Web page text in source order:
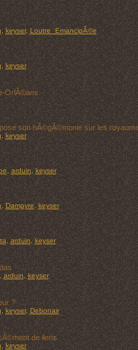
,keyser,Loutre_EmancipÃ©e
,keyser
OrlÃ©ans
son hÃ©gÃ©monie sur les
,keyser
arduin,keyser
,Dampyre, keyser
, arduin,keyser
arduin keyser
?
,keyser,Debonair
de liens
,keyser